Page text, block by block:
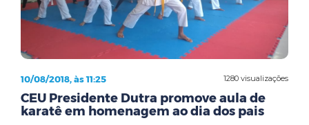
1280 visualizações
10/08/2018, às 11:25
CEU Presidente Dutra promove aula de
karatê em homenagem ao dia dos pais